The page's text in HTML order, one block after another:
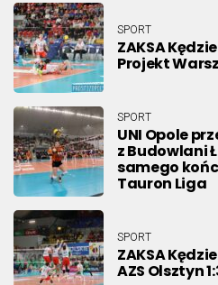
SPORT
ZAKSA
Projekt
SPORT
UNI Opole
z Budowlani
samego
Tauron Liga
SPORT
ZAKSA
AZS Olsztyn